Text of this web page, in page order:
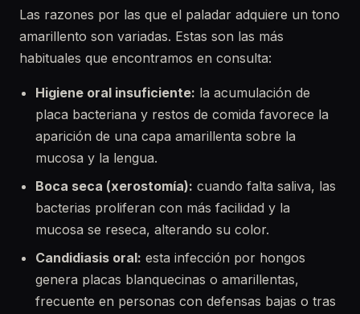
Las razones por las que el paladar adquiere un tono
amarillento son variadas. Estas son las más
habituales que encontramos en consulta:
Higiene oral insuficiente: la acumulación de
placa bacteriana y restos de comida favorece la
aparición de una capa amarillenta sobre la
mucosa y la lengua.
Boca seca (xerostomía): cuando falta saliva, las
bacterias proliferan con más facilidad y la
mucosa se reseca, alterando su color.
Candidiasis oral: esta infección por hongos
genera placas blanquecinas o amarillentas,
frecuente en personas con defensas bajas o tras